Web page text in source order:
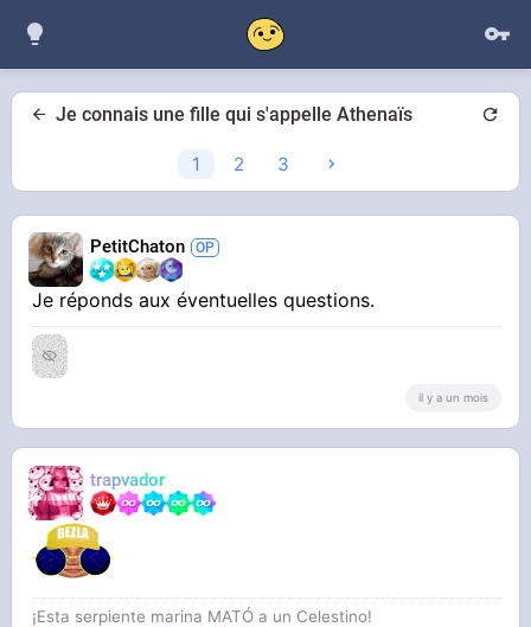
Je connais une fille qui s'appelle Athenaïs
1 2 3
PetitChaton
Je réponds aux éventuelles questions.
il y a un mois
trapvador
¡Esta serpiente marina MATÓ a un Celestino!